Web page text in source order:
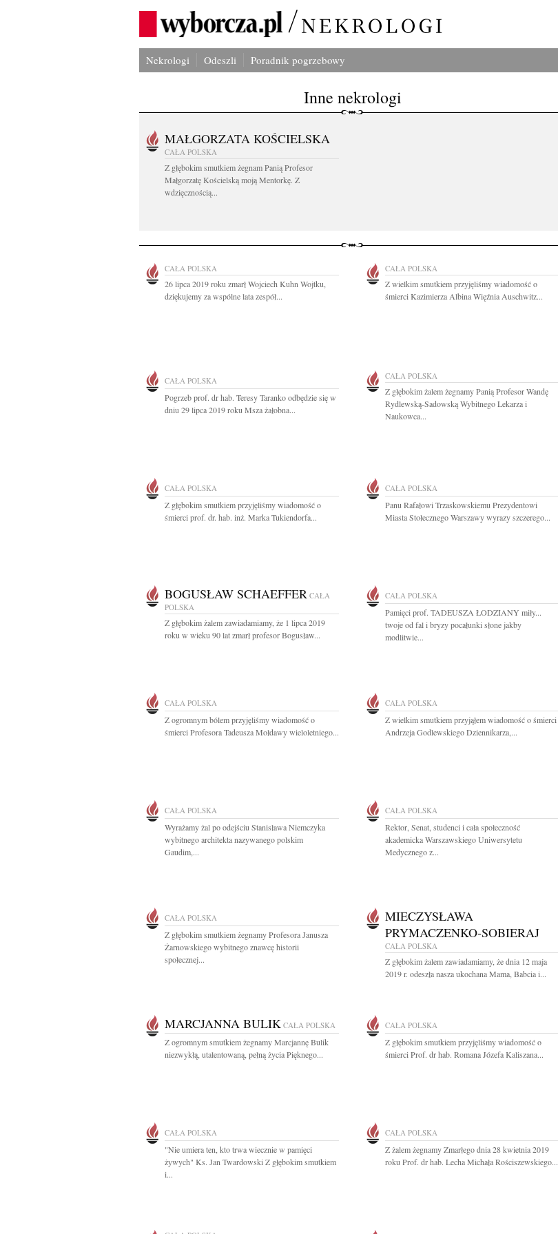
Nekrologi Odeszli Poradnik pogrzebowy
Inne nekrologi
MAŁGORZATA KOŚCIELSKA
CAŁA POLSKA
Z głębokim smutkiem żegnam Panią Profesor
Małgorzatę Kościelską moją Mentorkę. Z
wdzięcznością...
CAŁA POLSKA
26 lipca 2019 roku zmarł Wojciech Kuhn Wojtku,
dziękujemy za wspólne lata zespół...
CAŁA POLSKA
Z wielkim smutkiem przyjęliśmy wiadomość o
śmierci Kazimierza Albina Więźnia Auschwitz...
CAŁA POLSKA
Pogrzeb prof. dr hab. Teresy Taranko odbędzie się w
dniu 29 lipca 2019 roku Msza żałobna...
CAŁA POLSKA
Z głębokim żalem żegnamy Panią Profesor Wandę
Rydlewską-Sadowską Wybitnego Lekarza i
Naukowca...
CAŁA POLSKA
Z głębokim smutkiem przyjęliśmy wiadomość o
śmierci prof. dr. hab. inż. Marka Tukiendorfa...
CAŁA POLSKA
Panu Rafałowi Trzaskowskiemu Prezydentowi
Miasta Stołecznego Warszawy wyrazy szczerego...
BOGUSŁAW SCHAEFFER CAŁA
POLSKA
Z głębokim żalem zawiadamiamy, że 1 lipca 2019
roku w wieku 90 lat zmarł profesor Bogusław...
CAŁA POLSKA
Pamięci prof. TADEUSZA ŁODZIANY miły...
twoje od fal i bryzy pocałunki słone jakby
modlitwie...
CAŁA POLSKA
Z ogromnym bólem przyjęliśmy wiadomość o
śmierci Profesora Tadeusza Mołdawy wieloletniego...
CAŁA POLSKA
Z wielkim smutkiem przyjąłem wiadomość o śmierci
Andrzeja Godlewskiego Dziennikarza,...
CAŁA POLSKA
Wyrażamy żal po odejściu Stanisława Niemczyka
wybitnego architekta nazywanego polskim
Gaudim,...
CAŁA POLSKA
Rektor, Senat, studenci i cała społeczność
akademicka Warszawskiego Uniwersytetu
Medycznego z...
CAŁA POLSKA
Z głębokim smutkiem żegnamy Profesora Janusza
Żarnowskiego wybitnego znawcę historii
społecznej...
MIECZYSŁAWA
PRYMACZENKO-SOBIERAJ
CAŁA POLSKA
Z głębokim żalem zawiadamiamy, że dnia 12 maja
2019 r. odeszła nasza ukochana Mama, Babcia i...
MARCJANNA BULIK CAŁA POLSKA
Z ogromnym smutkiem żegnamy Marcjannę Bulik
niezwykłą, utalentowaną, pełną życia Pięknego...
CAŁA POLSKA
Z głębokim smutkiem przyjęliśmy wiadomość o
śmierci Prof. dr hab. Romana Józefa Kaliszana...
CAŁA POLSKA
"Nie umiera ten, kto trwa wiecznie w pamięci
żywych" Ks. Jan Twardowski Z głębokim smutkiem
i...
CAŁA POLSKA
Z żalem żegnamy Zmarłego dnia 28 kwietnia 2019
roku Prof. dr hab. Lecha Michała Rościszewskiego...